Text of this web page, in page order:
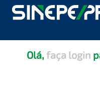
Olá, faça login